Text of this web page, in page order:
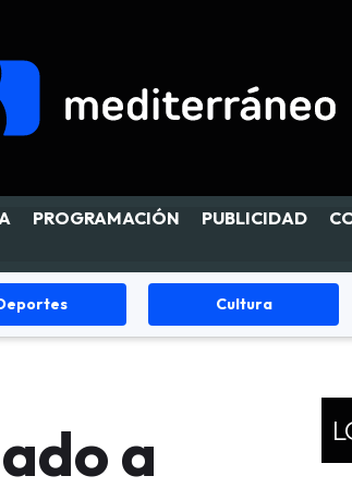
PROGRAMACIÓN PUBLICIDAD
Cultura FIESTAS
a